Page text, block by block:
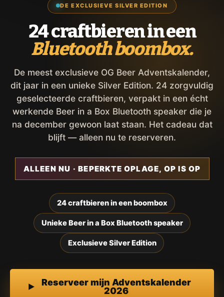
DE EXCLUSIEVE SILVER EDITION
24 craftbieren in een
Bluetooth boombox.
De meest exclusieve OG Beer Adventskalender,
dit jaar in een unieke Silver Edition. 24 zorgvuldig
geselecteerde craftbieren, verpakt in een écht
werkende Beer in a Box Bluetooth speaker die je
na december gewoon laat staan. Het cadeau dat
blijft — alleen nu te reserveren.
ALLEEN NU · BEPERKTE OPLAGE, OP IS OP
24 craftbieren in een boombox
Unieke Beer in a Box Bluetooth speaker
Exclusieve Silver Edition
Reserveer mijn Adventskalender
2026